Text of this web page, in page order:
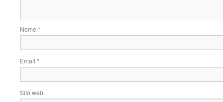
Nome *
Email *
Sito web